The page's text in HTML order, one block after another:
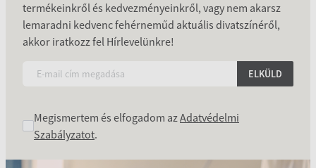
termékeinkről és kedvezményeinkről, vagy nem akarsz
lemaradni kedvenc fehérneműd aktuális divatszínéről,
akkor iratkozz fel Hírlevelünkre!
ELKÜLD
Megismertem és elfogadom azAdatvédelmi
Szabályzatot.